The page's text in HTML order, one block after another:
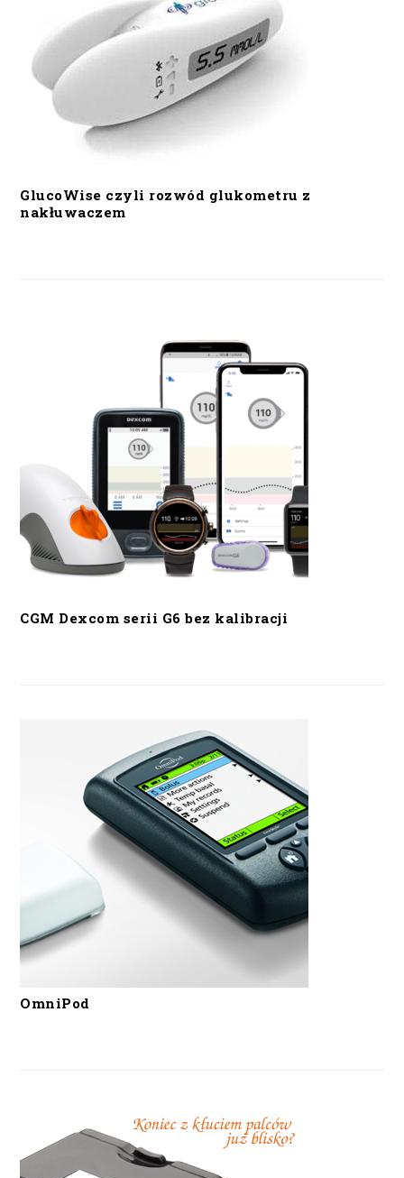
GlucoWise czyli rozwód glukometru z
nakłuwaczem
CGM Dexcom serii G6 bez kalibracji
OmniPod